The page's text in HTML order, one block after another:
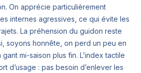
On apprécie particulièrement
internes agressives, ce qui évite les
La préhension du guidon reste
soyons honnête, on perd un peu en
mi-saison plus fin. L’index tactile
d’usage : pas besoin d’enlever les